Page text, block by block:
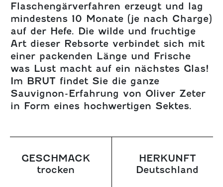
Flaschengärverfahren erzeugt und lag
mindestens 10 Monate (je nach Charge)
auf der Hefe. Die wilde und fruchtige
Art dieser Rebsorte verbindet sich mit
einer packenden Länge und Frische
was Lust macht auf ein nächstes Glas!
Im BRUT findet Sie die ganze
Sauvignon-Erfahrung von Oliver Zeter
in Form eines hochwertigen Sektes.
GESCHMACK
trocken
HERKUNFT
Deutschland